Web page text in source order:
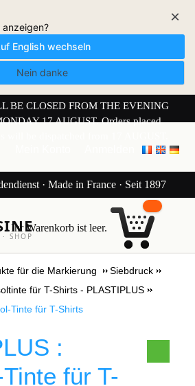
anzeigen?
English wechseln
Nein danke
×
BE CLOSED FROM THE EVENING
17 AUGUST. Orders placed
· Made in France · Seit 1897
SHOP
Ihr Warenkorb ist leer.
für die Markierung
Siebdruck
für T-Shirts - PLASTIPLUS
Tinte für T-Shirts
:
für T-